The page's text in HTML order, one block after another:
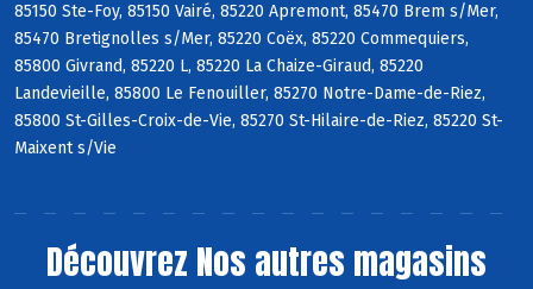
85150 Ste-Foy, 85150 Vairé, 85220 Apremont, 85470 Brem s/Mer,
85470 Bretignolles s/Mer, 85220 Coëx, 85220 Commequiers,
85800 Givrand, 85220 L, 85220 La Chaize-Giraud, 85220
Landevieille, 85800 Le Fenouiller, 85270 Notre-Dame-de-Riez,
85800 St-Gilles-Croix-de-Vie, 85270 St-Hilaire-de-Riez, 85220 St-
Maixent s/Vie
Découvrez Nos autres magasins